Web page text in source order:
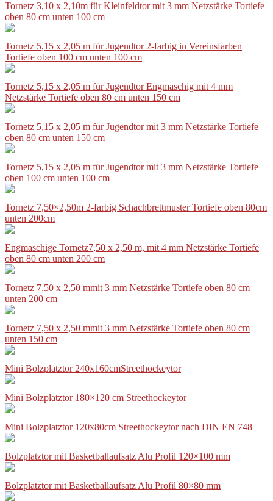
Tornetz 3,10 x 2,10m für Kleinfeldtor mit 3 mm Netzstärke Tortiefe
oben 80 cm unten 100 cm
Tornetz 5,15 x 2,05 m für Jugendtor 2-farbig in Vereinsfarben
Tortiefe oben 100 cm unten 100 cm
Tornetz 5,15 x 2,05 m für Jugendtor Engmaschig mit 4 mm
Netzstärke Tortiefe oben 80 cm unten 150 cm
Tornetz 5,15 x 2,05 m für Jugendtor mit 3 mm Netzstärke Tortiefe
oben 80 cm unten 150 cm
Tornetz 5,15 x 2,05 m für Jugendtor mit 3 mm Netzstärke Tortiefe
oben 100 cm unten 100 cm
Tornetz 7,50×2,50m 2-farbig Schachbrettmuster Tortiefe oben 80cm
unten 200cm
Engmaschige Tornetz7,50 x 2,50 m, mit 4 mm Netzstärke Tortiefe
oben 80 cm unten 200 cm
Tornetz 7,50 x 2,50 mmit 3 mm Netzstärke Tortiefe oben 80 cm
unten 200 cm
Tornetz 7,50 x 2,50 mmit 3 mm Netzstärke Tortiefe oben 80 cm
unten 150 cm
Mini Bolzplatztor 240x160cmStreethockeytor
Mini Bolzplatztor 180×120 cm Streethockeytor
Mini Bolzplatztor 120x80cm Streethockeytor nach DIN EN 748
Bolzplatztor mit Basketballaufsatz Alu Profil 120×100 mm
Bolzplatztor mit Basketballaufsatz Alu Profil 80×80 mm